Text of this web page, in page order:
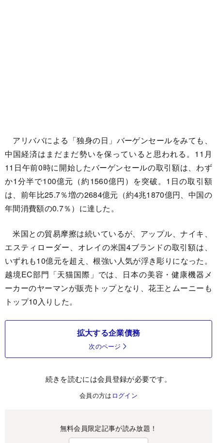
アリババによる「独身の日」バーゲンセールをみても、
中国経済はまだまだ勢いを保っていると思われる。11月
11日午前0時に開始したバーゲンセールの取引額は、わず
か1分半で100億元（約1560億円）を突破。1日の取引額
は、前年比25.7％増の2684億元（約4兆1870億円、中国の
年間消費額の0.7％）に達した。
米国との貿易摩擦は続いているが、アップル、ナイキ、
エスティローダー、オレイの米国4ブランドの取引額は、
いずれも10億元を超え、根強い人気が浮き彫りになった。
越境EC部門「天猫国際」では、日本の美容・健康機器メ
ーカーのヤーマンが販売トップとなり、花王とムーニーも
トップ10入りした。
拡大する企業債務
次のページ
続きを読むには会員登録が必要です。
会員の方は ログイン
無料会員限定記事が読み放題！